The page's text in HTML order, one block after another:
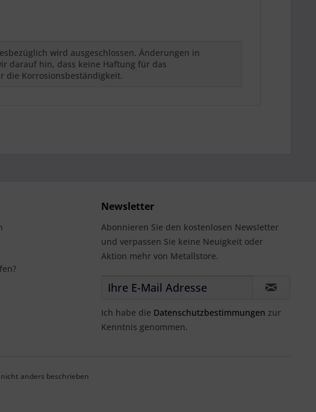
wird ausgeschlossen. Änderungen in
darauf hin, dass keine Haftung für das
die Korrosionsbeständigkeit.
Newsletter
Abonnieren Sie den kostenlosen Newsletter
und verpassen Sie keine Neuigkeit oder
Aktion mehr von Metallstore.
Ich habe die Datenschutzbestimmungen zur
Kenntnis genommen.
anders beschrieben